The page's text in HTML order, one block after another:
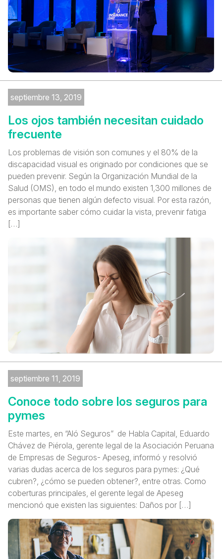
septiembre 13, 2019
Los ojos también necesitan cuidado
frecuente
Los problemas de visión son comunes y el 80% de la
discapacidad visual es originado por condiciones que se
pueden prevenir. Según la Organización Mundial de la
Salud (OMS), en todo el mundo existen 1,300 millones de
personas que tienen algún defecto visual. Por esta razón,
es importante saber cómo cuidar la vista, prevenir fatiga
[…]
septiembre 11, 2019
Conoce todo sobre los seguros para
pymes
Este martes, en “Aló Seguros” de Habla Capital, Eduardo
Chávez de Piérola, gerente legal de la Asociación Peruana
de Empresas de Seguros- Apeseg, informó y resolvió
varias dudas acerca de los seguros para pymes: ¿Qué
cubren?, ¿cómo se pueden obtener?, entre otras. Como
coberturas principales, el gerente legal de Apeseg
mencionó que existen las siguientes: Daños por […]